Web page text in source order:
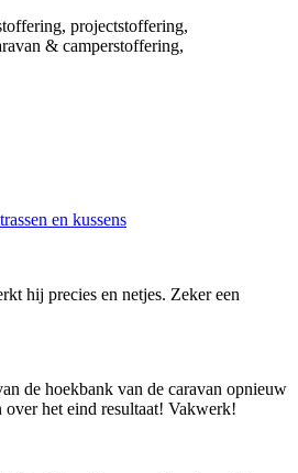
projectstoffering,
& camperstoffering,
en kussens
hij precies en netjes. Zeker een
de hoekbank van de caravan opnieuw
over het eind resultaat! Vakwerk!